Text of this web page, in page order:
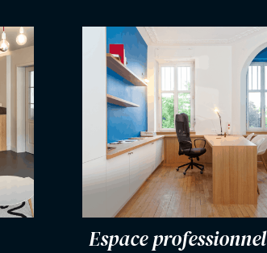
Espace professionnel